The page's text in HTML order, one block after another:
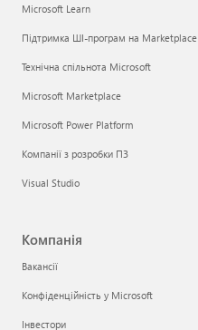
Microsoft Learn
Підтримка ШІ-програм на Marketplace
Технічна спільнота Microsoft
Microsoft Marketplace
Microsoft Power Platform
Компанії з розробки ПЗ
Visual Studio
Компанія
Вакансії
Конфіденційність у Microsoft
Інвестори